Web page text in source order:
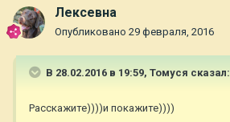
Лексевна
Опубликовано 29 февраля, 2016
В 28.02.2016 в 19:59, Томуся сказал:
Расскажите))))и покажите))))